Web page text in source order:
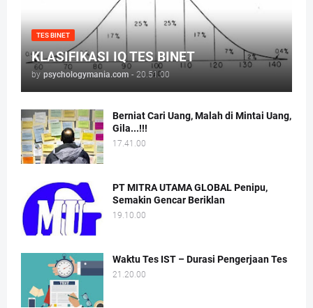
TES BINET
KLASIFIKASI IQ TES BINET
by psychologymania.com - 20.51.00
Berniat Cari Uang, Malah di Mintai Uang,
Gila...!!!
17.41.00
PT MITRA UTAMA GLOBAL Penipu,
Semakin Gencar Beriklan
19.10.00
Waktu Tes IST – Durasi Pengerjaan Tes
21.20.00